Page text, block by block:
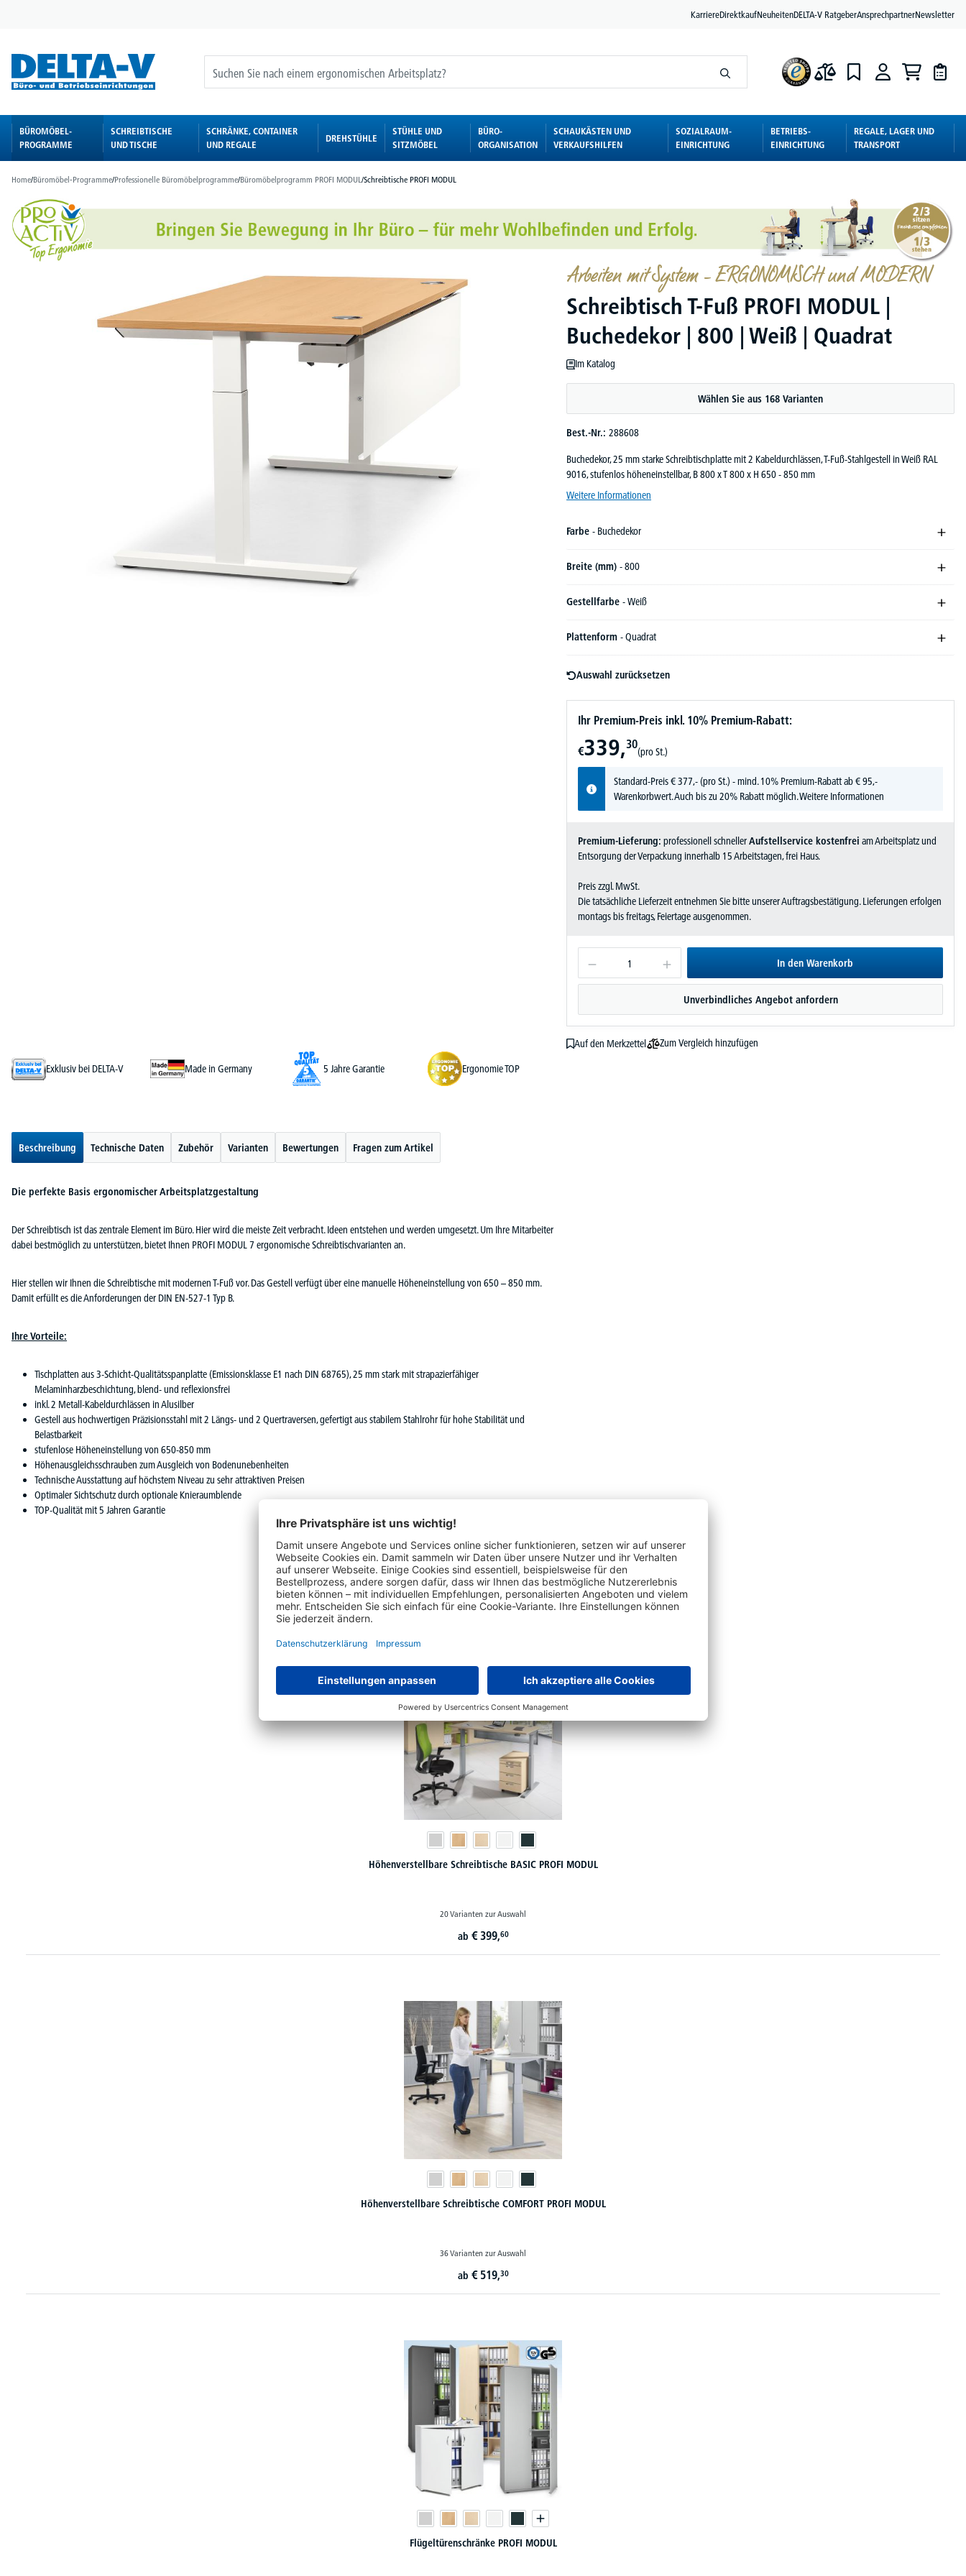
KarriereDirektkaufNeuheitenDELTA-V RatgeberAnsprechpartnerNewsletter
BÜROMÖBEL-
PROGRAMME
SCHREIBTISCHE
UND TISCHE
SCHRÄNKE, CONTAINER
UND REGALE
DREHSTÜHLE
STÜHLE UND
SITZMÖBEL
BÜRO-
ORGANISATION
SCHAUKÄSTEN UND
VERKAUFSHILFEN
SOZIALRAUM-
EINRICHTUNG
BETRIEBS-
EINRICHTUNG
REGALE, LAGER UND
TRANSPORT
Home/Büromöbel-Programme/Professionelle Büromöbelprogramme/Büromöbelprogramm PROFI MODUL/Schreibtische PROFI MODUL
Arbeiten mit System – ERGONOMISCH und MODERN
Schreibtisch T-Fuß PROFI MODUL |
Buchedekor | 800 | Weiß | Quadrat
Im Katalog
Wählen Sie aus 168 Varianten
Best.-Nr.: 288608
Buchedekor, 25 mm starke Schreibtischplatte mit 2 Kabeldurchlässen, T-Fuß-Stahlgestell in Weiß RAL
9016, stufenlos höheneinstellbar, B 800 x T 800 x H 650 - 850 mm
Weitere Informationen
Farbe - Buchedekor
Breite (mm) - 800
Gestellfarbe - Weiß
Plattenform - Quadrat
Auswahl zurücksetzen
Ihr Premium-Preis inkl. 10% Premium-Rabatt:
€339,30
(pro St.)
Standard-Preis€377,-(pro St.) - mind. 10% Premium-Rabatt ab € 95,-
Warenkorbwert. Auch bis zu 20% Rabatt möglich.Weitere Informationen
Premium-Lieferung: professionell schnellerAufstellservice kostenfrei am Arbeitsplatz und
Entsorgung der Verpackung innerhalb 15 Arbeitstagen, frei Haus.
Preis zzgl. MwSt.
Die tatsächliche Lieferzeit entnehmen Sie bitte unserer Auftragsbestätigung. Lieferungen erfolgen
montags bis freitags, Feiertage ausgenommen.
In den Warenkorb
Unverbindliches Angebot anfordern
Auf den Merkzettel
Zum Vergleich hinzufügen
Exklusiv bei DELTA-V
Made in Germany 5 Jahre Garantie Ergonomie TOP
Beschreibung Technische Daten Zubehör Varianten Bewertungen Fragen zum Artikel
Die perfekte Basis ergonomischer Arbeitsplatzgestaltung
Der Schreibtisch ist das zentrale Element im Büro. Hier wird die meiste Zeit verbracht. Ideen entstehen und werden umgesetzt. Um Ihre Mitarbeiter
dabei bestmöglich zu unterstützen, bietet Ihnen PROFI MODUL 7 ergonomische Schreibtischvarianten an.
Hier stellen wir Ihnen die Schreibtische mit modernen T-Fuß vor. Das Gestell verfügt über eine manuelle Höheneinstellung von 650 – 850 mm.
Damit erfüllt es die Anforderungen der DIN EN-527-1 Typ B.
Ihre Vorteile:
Tischplatten aus 3-Schicht-Qualitätsspanplatte (Emissionsklasse E1 nach DIN 68765), 25 mm stark mit strapazierfähiger
Melaminharzbeschichtung, blend- und reflexionsfrei
inkl. 2 Metall-Kabeldurchlässen in Alusilber
Gestell aus hochwertigen Präzisionsstahl mit 2 Längs- und 2 Quertraversen, gefertigt aus stabilem Stahlrohr für hohe Stabilität und
Belastbarkeit
stufenlose Höheneinstellung von 650-850 mm
Höhenausgleichsschrauben zum Ausgleich von Bodenunebenheiten
Technische Ausstattung auf höchstem Niveau zu sehr attraktiven Preisen
Optimaler Sichtschutz durch optionale Knieraumblende
TOP-Qualität mit 5 Jahren Garantie
Vervollständigen Sie Ihr PROFI MODUL Büromöbelprogramm
Höhenverstellbare Schreibtische BASIC PROFI MODUL
20 Varianten zur Auswahl
ab € 399,60
Höhenverstellbare Schreibtische COMFORT PROFI MODUL
36 Varianten zur Auswahl
ab € 519,30
Flügeltürenschränke PROFI MODUL